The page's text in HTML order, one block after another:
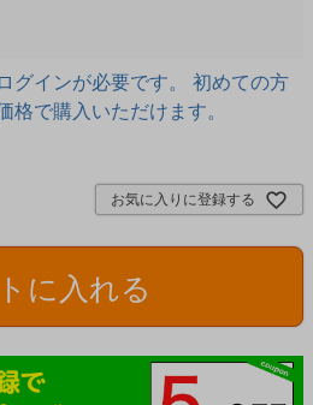
グインが必要です。 初めての方
格で購入いただけます。
お気に入りに登録する
に入れる